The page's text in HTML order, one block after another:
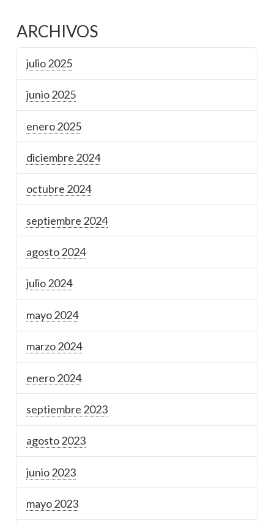
ARCHIVOS
julio 2025
junio 2025
enero 2025
diciembre 2024
octubre 2024
septiembre 2024
agosto 2024
julio 2024
mayo 2024
marzo 2024
enero 2024
septiembre 2023
agosto 2023
junio 2023
mayo 2023